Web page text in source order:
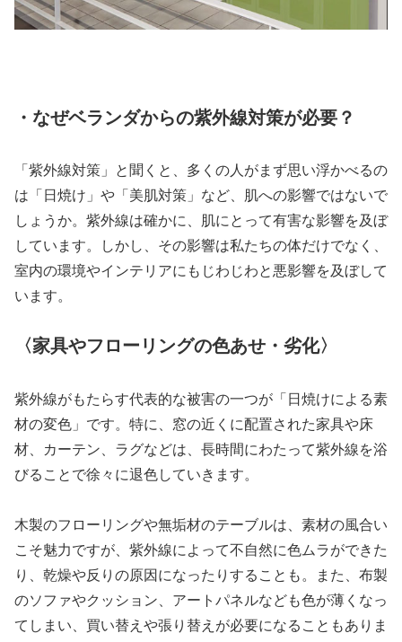
・なぜベランダからの紫外線対策が必要？
「紫外線対策」と聞くと、多くの人がまず思い浮かべるの
は「日焼け」や「美肌対策」など、肌への影響ではないで
しょうか。紫外線は確かに、肌にとって有害な影響を及ぼ
しています。しかし、その影響は私たちの体だけでなく、
室内の環境やインテリアにもじわじわと悪影響を及ぼして
います。
〈家具やフローリングの色あせ・劣化〉
紫外線がもたらす代表的な被害の一つが「日焼けによる素
材の変色」です。特に、窓の近くに配置された家具や床
材、カーテン、ラグなどは、長時間にわたって紫外線を浴
びることで徐々に退色していきます。
木製のフローリングや無垢材のテーブルは、素材の風合い
こそ魅力ですが、紫外線によって不自然に色ムラができた
り、乾燥や反りの原因になったりすることも。また、布製
のソファやクッション、アートパネルなども色が薄くなっ
てしまい、買い替えや張り替えが必要になることもありま